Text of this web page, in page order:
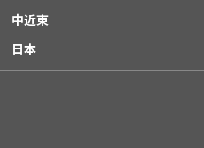
中近東
日本